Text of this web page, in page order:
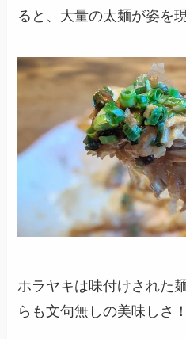
ると、大量の太麺が姿を
ホラヤキは味付けされた
らも文句無しの美味しさ！